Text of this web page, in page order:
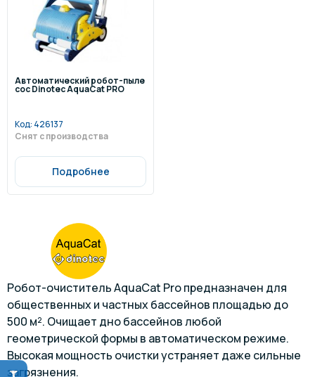
Автоматический робот-пыле
сос Dinotec AquaCat PRO
Код: 426137
Снят с производства
Подробнее
Робот-очиститель AquaCat Pro предназначен для
общественных и частных бассейнов площадью до
500 м². Очищает дно бассейнов любой
геометрической формы в автоматическом режиме.
Высокая мощность очистки устраняет даже сильные
загрязнения.